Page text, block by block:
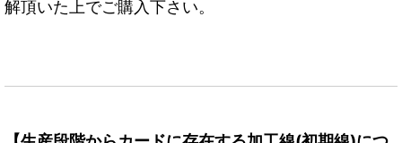
解頂いた上でご購入下さい。